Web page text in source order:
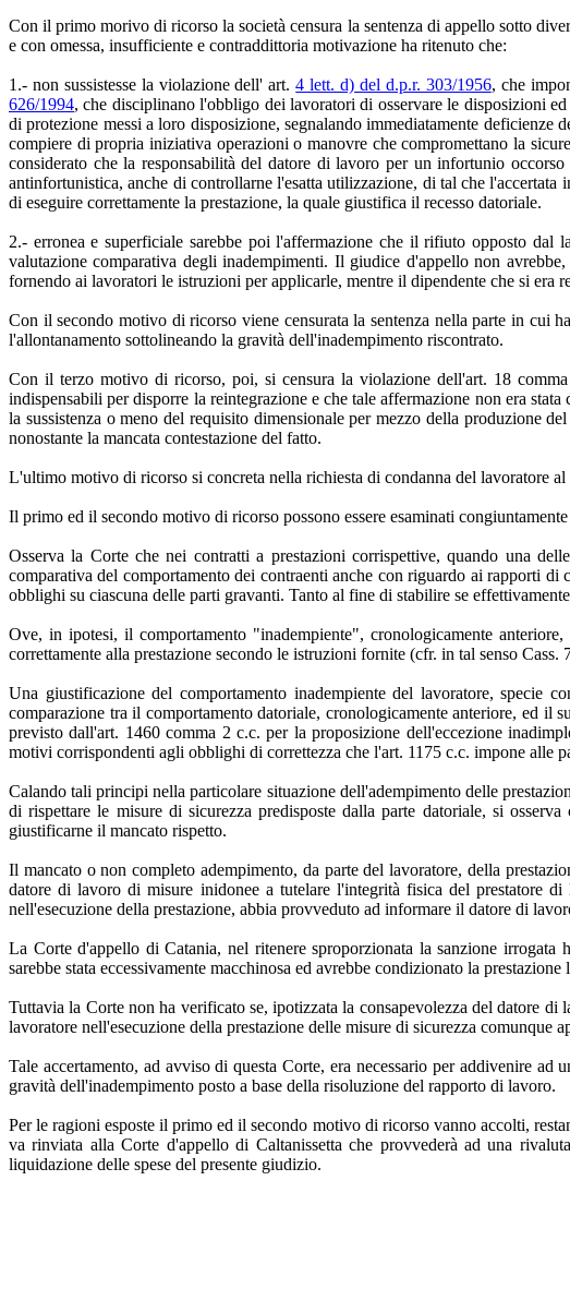
Con il primo morivo di ricorso la società censura la sentenza di appello sotto
e con omessa, insufficiente e contraddittoria motivazione ha ritenuto che:
1.- non sussistesse la violazione dell' art.4 lett. d) del d.p.r. 303/1956, che
626/1994, che disciplinano l'obbligo dei lavoratori di osservare le disposizioni
di protezione messi a loro disposizione, segnalando immediatamente
compiere di propria iniziativa operazioni o manovre che compromettano la
considerato che la responsabilità del datore di lavoro per un infortunio
antinfortunistica, anche di controllarne l'esatta utilizzazione, di tal che
di eseguire correttamente la prestazione, la quale giustifica il recesso datoriale.
2.- erronea e superficiale sarebbe poi l'affermazione che il rifiuto opposto dal
valutazione comparativa degli inadempimenti. Il giudice d'appello non
fornendo ai lavoratori le istruzioni per applicarle, mentre il dipendente che si era
Con il secondo motivo di ricorso viene censurata la sentenza nella parte in cui
l'allontanamento sottolineando la gravità dell'inadempimento riscontrato.
Con il terzo motivo di ricorso, poi, si censura la violazione dell'art. 18
indispensabili per disporre la reintegrazione e che tale affermazione non era
la sussistenza o meno del requisito dimensionale per mezzo della produzione
nonostante la mancata contestazione del fatto.
L'ultimo motivo di ricorso si concreta nella richiesta di condanna del lavoratore al
Il primo ed il secondo motivo di ricorso possono essere esaminati
Osserva la Corte che nei contratti a prestazioni corrispettive, quando una
comparativa del comportamento dei contraenti anche con riguardo ai rapporti
obblighi su ciascuna delle parti gravanti. Tanto al fine di stabilire se
Ove, in ipotesi, il comportamento "inadempiente", cronologicamente
correttamente alla prestazione secondo le istruzioni fornite (cfr. in tal senso
Una giustificazione del comportamento inadempiente del lavoratore, specie
comparazione tra il comportamento datoriale, cronologicamente anteriore, ed
previsto dall'art. 1460 comma 2 c.c. per la proposizione dell'eccezione
motivi corrispondenti agli obblighi di correttezza che l'art. 1175 c.c. impone alle
Calando tali principi nella particolare situazione dell'adempimento delle
di rispettare le misure di sicurezza predisposte dalla parte datoriale, si
giustificarne il mancato rispetto.
Il mancato o non completo adempimento, da parte del lavoratore, della
datore di lavoro di misure inidonee a tutelare l'integrità fisica del prestatore
nell'esecuzione della prestazione, abbia provveduto ad informare il datore di
La Corte d'appello di Catania, nel ritenere sproporzionata la sanzione irrogata
sarebbe stata eccessivamente macchinosa ed avrebbe condizionato la prestazione
Tuttavia la Corte non ha verificato se, ipotizzata la consapevolezza del datore di
lavoratore nell'esecuzione della prestazione delle misure di sicurezza comunque
Tale accertamento, ad avviso di questa Corte, era necessario per addivenire
gravità dell'inadempimento posto a base della risoluzione del rapporto di lavoro.
Per le ragioni esposte il primo ed il secondo motivo di ricorso vanno accolti,
va rinviata alla Corte d'appello di Caltanissetta che provvederà ad una
liquidazione delle spese del presente giudizio.